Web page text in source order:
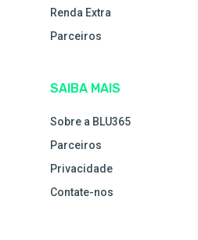
Renda Extra
Parceiros
SAIBA MAIS
Sobre a BLU365
Parceiros
Privacidade
Contate-nos